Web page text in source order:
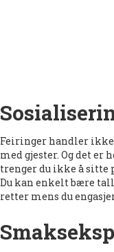
Feiringer handler ikke
med gjester. Og det er
trenger du ikke å sitte
Du kan enkelt bære
retter mens du